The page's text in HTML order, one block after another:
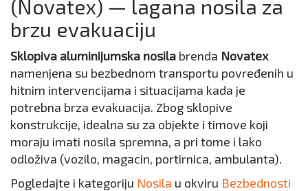
(Novatex) — lagana nosila za
brzu evakuaciju
Sklopiva aluminijumska nosila brenda Novatex
namenjena su bezbednom transportu povređenih u
hitnim intervencijama i situacijama kada je
potrebna brza evakuacija. Zbog sklopive
konstrukcije, idealna su za objekte i timove koji
moraju imati nosila spremna, a pri tome i lako
odloživa (vozilo, magacin, portirnica, ambulanta).
Pogledajte i kategoriju Nosila u okviru Bezbednosti